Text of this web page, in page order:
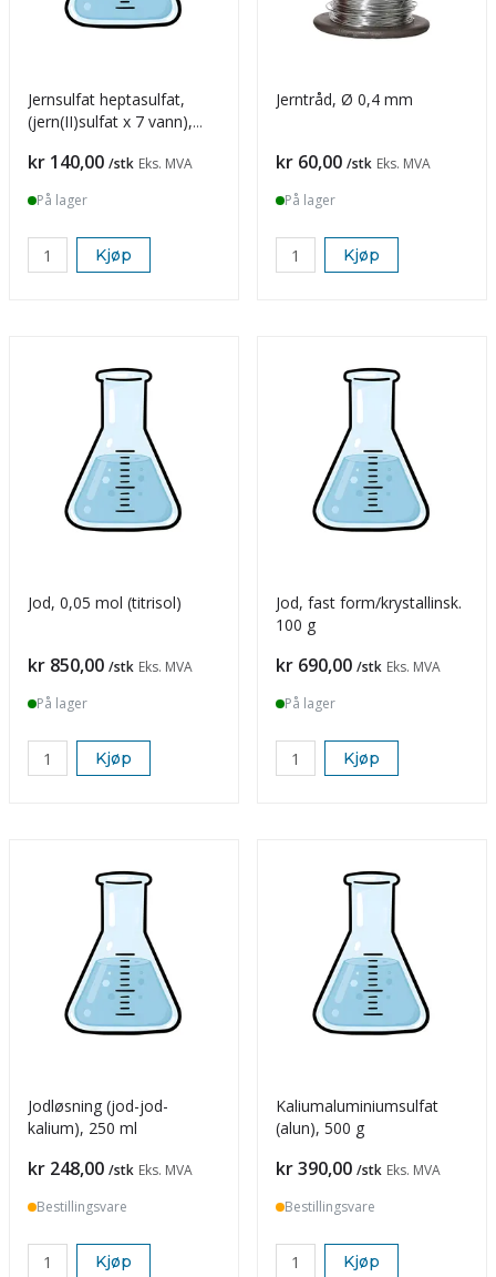
Jernsulfat heptasulfat,
(jern(II)sulfat x 7 vann),
Pris
kr 140,00 /stk Eks. MVA
På lager
Kjøp
Jerntråd, Ø 0,4 mm
Pris
kr 60,00 /stk Eks. MVA
På lager
Kjøp
Jod, 0,05 mol (titrisol)
Pris
kr 850,00 /stk Eks. MVA
På lager
Kjøp
Jod, fast form/krystallinsk.
100 g
Pris
kr 690,00 /stk Eks. MVA
På lager
Kjøp
Jodløsning (jod-jod-
kalium), 250 ml
Pris
kr 248,00 /stk Eks. MVA
Bestillingsvare
Kjøp
Kaliumaluminiumsulfat
(alun), 500 g
Pris
kr 390,00 /stk Eks. MVA
Bestillingsvare
Kjøp